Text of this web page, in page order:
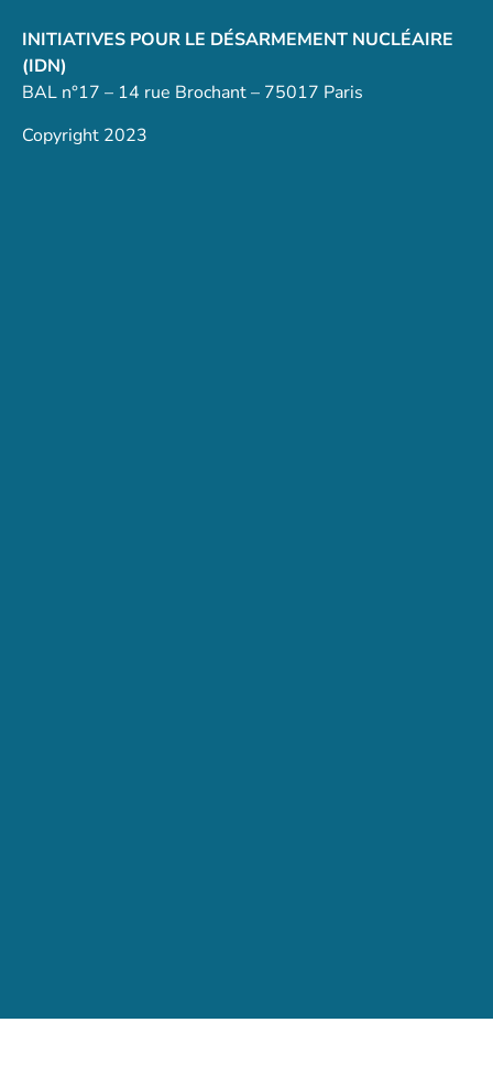
INITIATIVES POUR LE DÉSARMEMENT NUCLÉAIRE
(IDN)
BAL n°17 – 14 rue Brochant – 75017 Paris
Copyright 2023